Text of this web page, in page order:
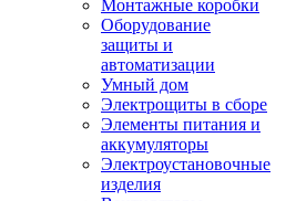
Монтажные коробки
Оборудование
защиты и
автоматизации
Умный дом
Электрощиты в сборе
Элементы питания и
аккумуляторы
Электроустановочные
изделия